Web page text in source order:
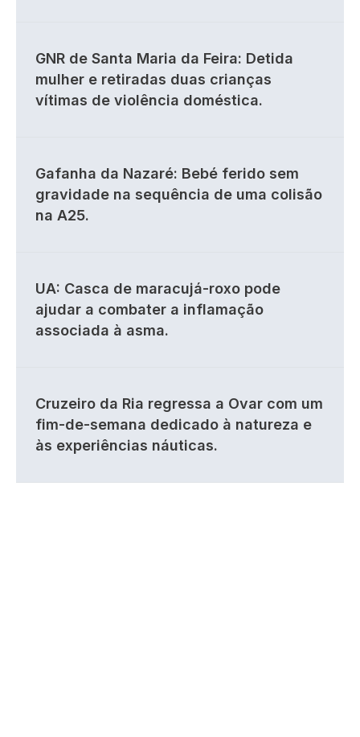
GNR de Santa Maria da Feira: Detida
mulher e retiradas duas crianças
vítimas de violência doméstica.
Gafanha da Nazaré: Bebé ferido sem
gravidade na sequência de uma colisão
na A25.
UA: Casca de maracujá-roxo pode
ajudar a combater a inflamação
associada à asma.
Cruzeiro da Ria regressa a Ovar com um
fim-de-semana dedicado à natureza e
às experiências náuticas.